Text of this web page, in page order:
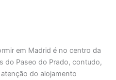
em Madrid é no centro da
do Paseo do Prado, contudo,
do alojamento